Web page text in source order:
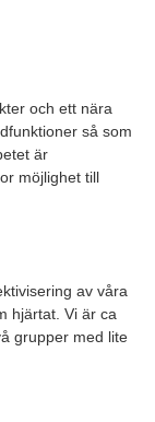
och ett nära
så som
är
möjlighet till
av våra
hjärtat. Vi är ca
grupper med lite